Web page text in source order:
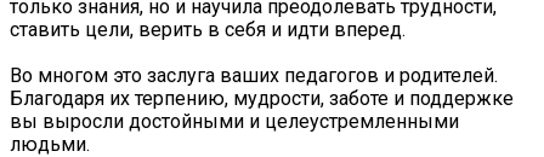
только знания, но и научила преодолевать трудности,
ставить цели, верить в себя и идти вперед.
Во многом это заслуга ваших педагогов и родителей.
Благодаря их терпению, мудрости, заботе и поддержке
вы выросли достойными и целеустремленными
людьми.